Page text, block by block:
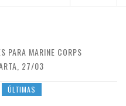
PARA MARINE CORPS
27/03
ÚLTIMAS